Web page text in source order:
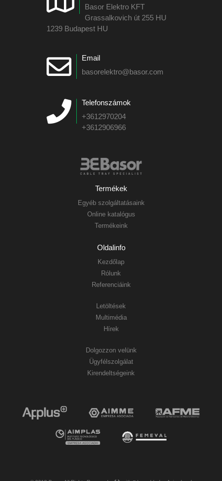
Basor Elektro KFT
Grassalkovich út 255 HU
1239 Budapest HU
Email
basorelektro@basor.com
Telefonszámok
+3612970204
+3612906966
Termékek
Egyéb szolgáltatásaink
Online katalógus
Termékeink
Oldalinfo
Kezdőlap
Rólunk
Referenciáink
Letöltések
Multimédia
Hírek
Dolgozzon velünk
Ügyfélszolgálat
Kirendeltségeink